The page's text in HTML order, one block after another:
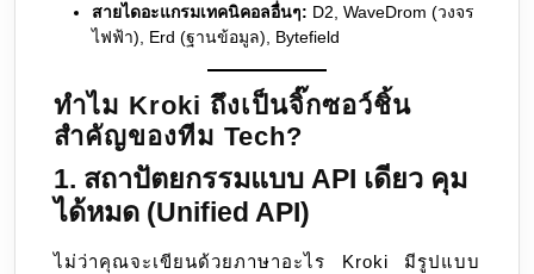
สายไดอะแกรมเทคนิคอลอื่นๆ: D2, WaveDrom (วงจร
ไฟฟ้า), Erd (ฐานข้อมูล), Bytefield
ทำไม Kroki ถึงเป็นจิ๊กซอว์ชิ้น
สำคัญของทีม Tech?
1. สถาปัตยกรรมแบบ API เดียว คุม
ได้หมด (Unified API)
ไม่ว่าคุณจะเขียนด้วยภาษาอะไร Kroki มีรูปแบบ